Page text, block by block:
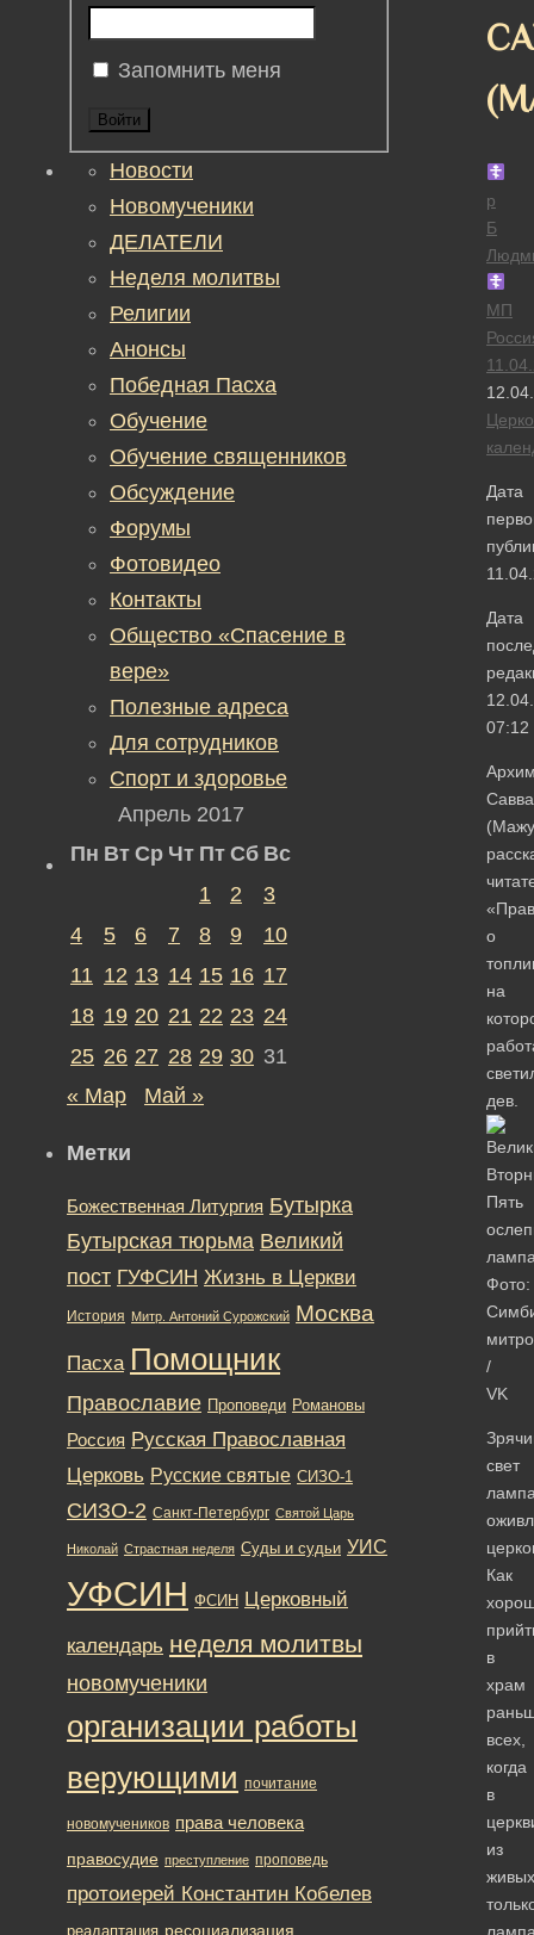
р
Б
МП
Дата
Дата
07:12
Савва
о
на
дев.
Фото:
/
VK
свет
Как
в
храм
всех,
когда
в
из
живых
Запомнить меня
Войти
Новости
Новомученики
ДЕЛАТЕЛИ
Неделя молитвы
Религии
Анонсы
Победная Пасха
Обучение
Обучение священников
Обсуждение
Форумы
Фотовидео
Контакты
Общество «Спасение в
вере»
Полезные адреса
Для сотрудников
Спорт и здоровье
Апрель 2017
Пн Вт Ср Чт Пт Сб Вс
1
2
3
4
5 6 7 8 9
10
11 12 13 14 15 16 17
18 19 20 21 22 23 24
25 26 27 28 29 30 31
« Мар
Май »
Метки
Божественная Литургия Бутырка
Бутырская тюрьма Великий
пост ГУФСИН Жизнь в Церкви
История Митр. Антоний Сурожский Москва
Пасха Помощник
Православие Проповеди Романовы
Россия Русская Православная
Церковь Русские святые СИЗО-1
СИЗО-2 Санкт-Петербург Святой Царь
Николай Страстная неделя Суды и судьи УИС
УФСИН ФСИН Церковный
календарь неделя молитвы
новомученики
организации работы
верующими почитание
новомучеников права человека
правосудие преступление проповедь
протоиерей Константин Кобелев
реадаптация ресоциализация